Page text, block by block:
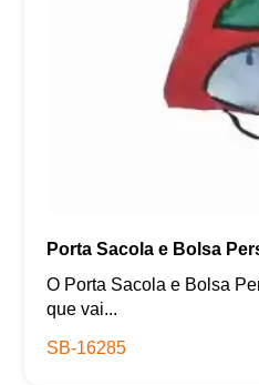
Porta Sacola e Bolsa
O Porta Sacola e Bolsa
que vai...
SB-16285